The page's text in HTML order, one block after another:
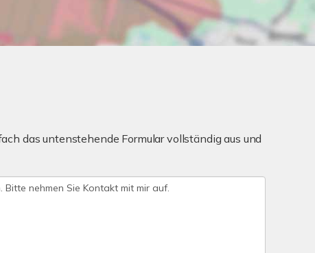
das untenstehende Formular vollständig aus und